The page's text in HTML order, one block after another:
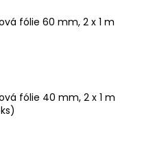
fólie 60 mm, 2 x 1 m
fólie 40 mm, 2 x 1 m